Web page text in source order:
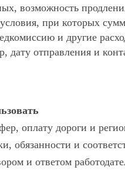
возможность
при которых
и другие
отправления и
оплату дороги и
обязанности и
и ответом